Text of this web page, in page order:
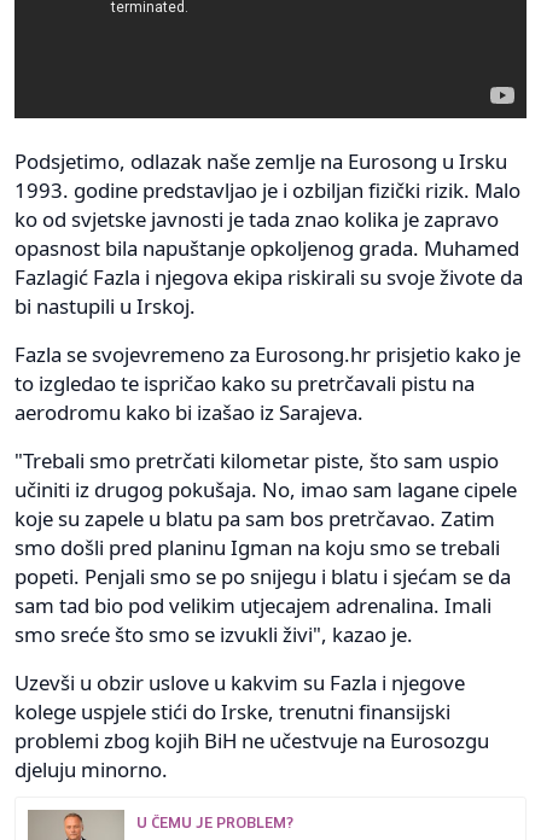
Podsjetimo, odlazak naše zemlje na Eurosong u Irsku
1993. godine predstavljao je i ozbiljan fizički rizik. Malo
ko od svjetske javnosti je tada znao kolika je zapravo
opasnost bila napuštanje opkoljenog grada. Muhamed
Fazlagić Fazla i njegova ekipa riskirali su svoje živote da
bi nastupili u Irskoj.
Fazla se svojevremeno za Eurosong.hr prisjetio kako je
to izgledao te ispričao kako su pretrčavali pistu na
aerodromu kako bi izašao iz Sarajeva.
"Trebali smo pretrčati kilometar piste, što sam uspio
učiniti iz drugog pokušaja. No, imao sam lagane cipele
koje su zapele u blatu pa sam bos pretrčavao. Zatim
smo došli pred planinu Igman na koju smo se trebali
popeti. Penjali smo se po snijegu i blatu i sjećam se da
sam tad bio pod velikim utjecajem adrenalina. Imali
smo sreće što smo se izvukli živi", kazao je.
Uzevši u obzir uslove u kakvim su Fazla i njegove
kolege uspjele stići do Irske, trenutni finansijski
problemi zbog kojih BiH ne učestvuje na Eurosozgu
djeluju minorno.
U ČEMU JE PROBLEM?